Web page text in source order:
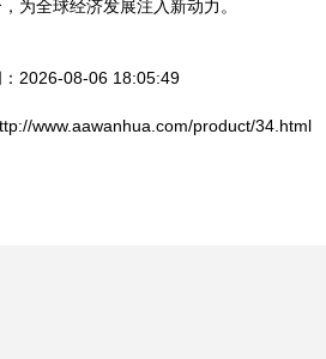
为全球经济发展注入新动力。
2026-08-06 18:05:49
www.aawanhua.com/product/34.html